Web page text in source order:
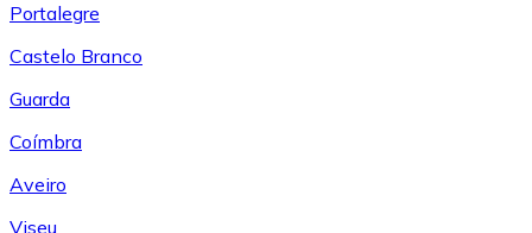
Portalegre
Castelo Branco
Guarda
Coímbra
Aveiro
Viseu